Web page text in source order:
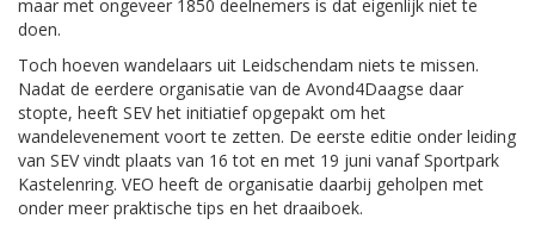
maar met ongeveer 1850 deelnemers is dat eigenlijk niet te
doen.
Toch hoeven wandelaars uit Leidschendam niets te missen.
Nadat de eerdere organisatie van de Avond4Daagse daar
stopte, heeft SEV het initiatief opgepakt om het
wandelevenement voort te zetten. De eerste editie onder leiding
van SEV vindt plaats van 16 tot en met 19 juni vanaf Sportpark
Kastelenring. VEO heeft de organisatie daarbij geholpen met
onder meer praktische tips en het draaiboek.